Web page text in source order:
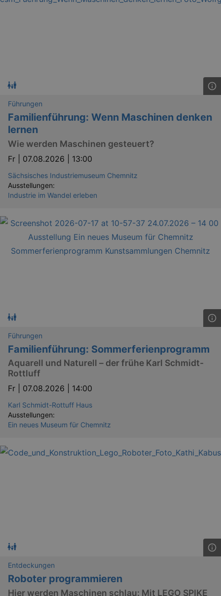
Führungen
Familienführung: Wenn Maschinen denken
lernen
Wie werden Maschinen gesteuert?
Fr | 07.08.2026 | 13:00
Sächsisches Industriemuseum Chemnitz
Ausstellungen:
Industrie im Wandel erleben
Führungen
Familienführung: Sommerferienprogramm
Aquarell und Naturell – der frühe Karl Schmidt-
Rottluff
Fr | 07.08.2026 | 14:00
Karl Schmidt-Rottuff Haus
Ausstellungen:
Ein neues Museum für Chemnitz
Entdeckungen
Roboter programmieren
Hier werden Maschinen schlau: Mit LEGO SPIKE